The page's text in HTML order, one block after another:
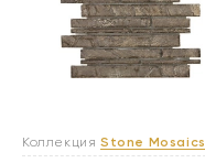
Коллекция Stone Mosaics